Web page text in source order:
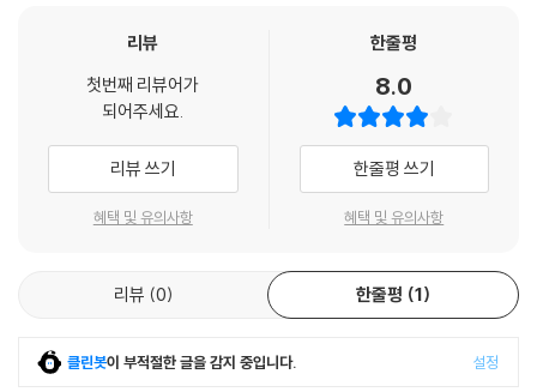
리뷰
첫번째 리뷰어가
되어주세요.
리뷰 쓰기
혜택 및 유의사항
한줄평
8.0
한줄평 쓰기
혜택 및 유의사항
리뷰 0 한줄평 1
클린봇이 부적절한 글을 감지 중입니다. 설정